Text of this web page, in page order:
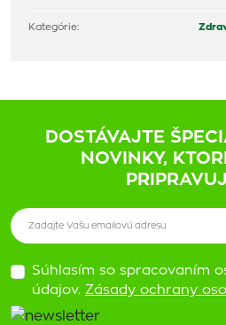
Kategórie:
DOSTÁVAJTE
NOVINKY,
Súhlasím so spracovaním
údajov. Zásady ochrany